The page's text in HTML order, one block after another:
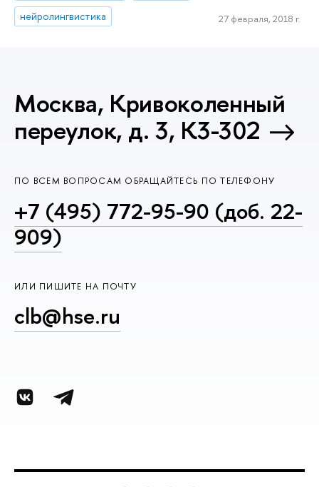
нейролингвистика
27 февраля, 2018 г.
Москва, Кривоколенный
переулок, д. 3, К3-302
ПО ВСЕМ ВОПРОСАМ ОБРАЩАЙТЕСЬ ПО ТЕЛЕФОНУ
+7 (495) 772-95-90 (доб. 22-
909)
ИЛИ ПИШИТЕ НА ПОЧТУ
clb@hse.ru